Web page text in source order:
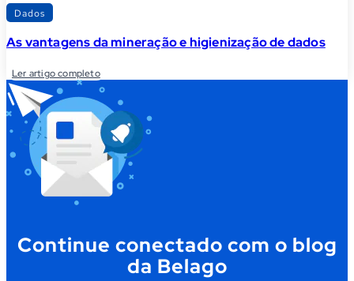
Dados
As vantagens da mineração e higienização de dados
Ler artigo completo
Continue conectado com o blog
da Belago